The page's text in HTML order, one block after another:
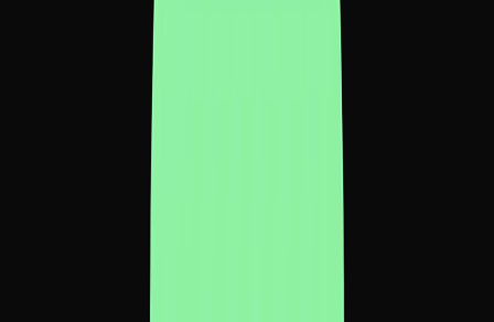
E se o controle fosse tátil? Explorando criação de imagem com
IA através do console Logitech MX Creative: botões físicos, dial
Experimente o Sapiens Manifest